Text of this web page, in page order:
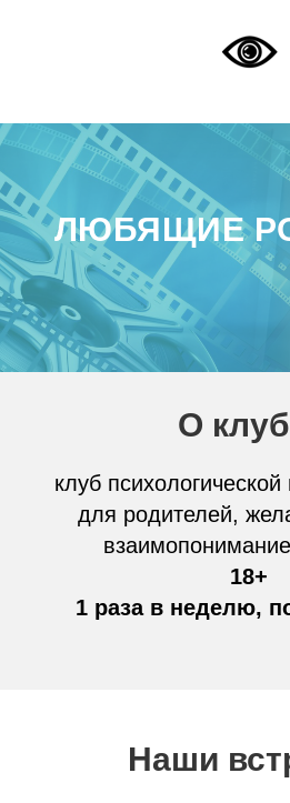
ЛЮБЯЩИЕ
О
клуб
для родителей,
18+
1 раза в неделю,
Наши